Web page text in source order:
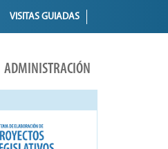
VISITAS GUIADAS
ADMINISTRACIÓN